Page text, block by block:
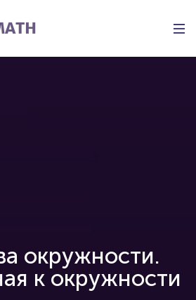
окружности.
к окружности